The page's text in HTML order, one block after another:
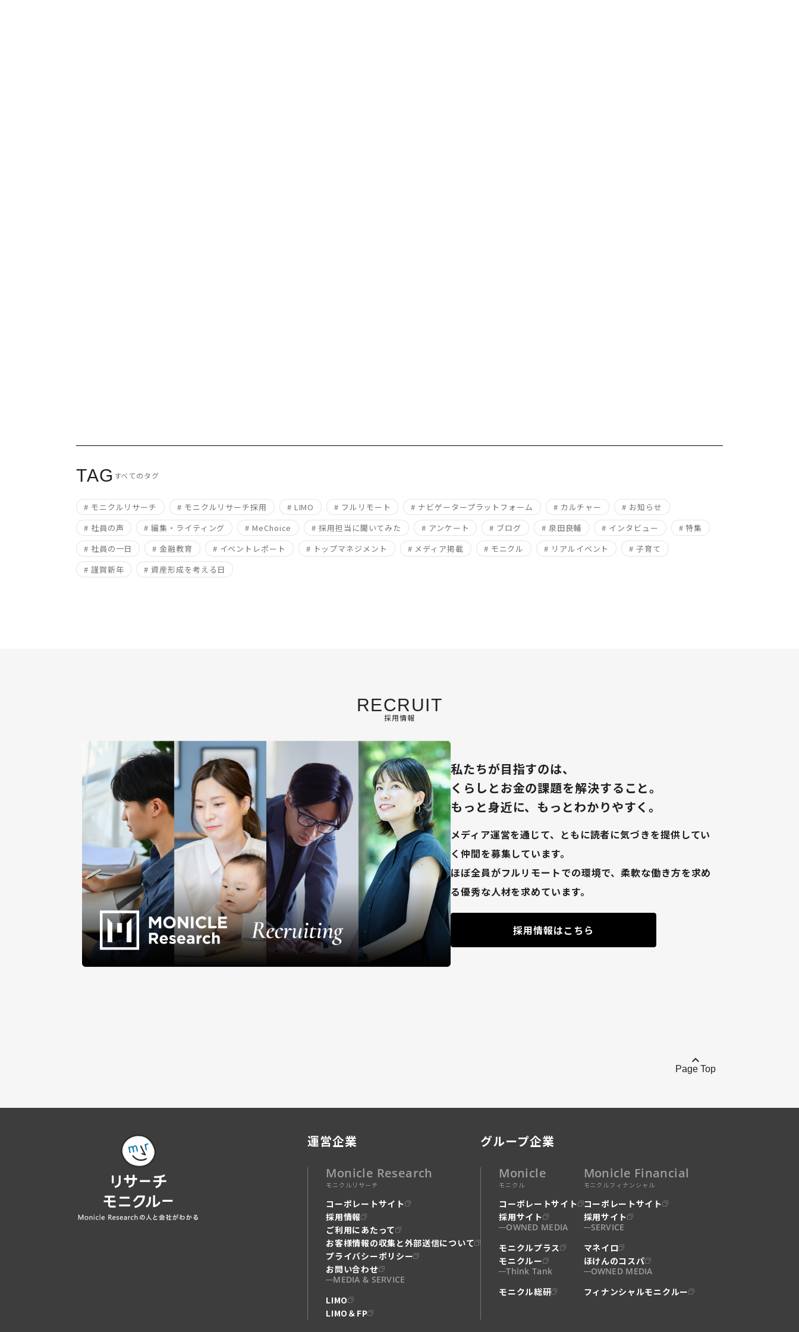
TAG すべてのタグ
# モニクルリサーチ # モニクルリサーチ採用 # LIMO # フルリモート # ナビゲータープラットフォーム # カルチャー
# お知らせ
# 社員の声
# 編集・ライティング # MeChoice # 採用担当に聞いてみた # アンケート # ブログ # 泉田良輔 # インタビュー
# 特集
# 社員の一日
# 金融教育 # イベントレポート # トップマネジメント # メディア掲載 # モニクル # リアルイベント
# 子育て
# 謹賀新年
# 資産形成を考える日
RECRUIT
採用情報
私たちが目指すのは、
くらしとお金の課題を解決すること。
もっと身近に、もっとわかりやすく。
メディア運営を通じて、ともに読者に気づきを提供してい
く仲間を募集しています。
ほぼ全員がフルリモートでの環境で、柔軟な働き方を求め
る優秀な人材を求めています。
採用情報はこちら
Page Top
運営企業
Monicle Research
モニクルリサーチ
コーポレートサイト
採用情報
ご利用にあたって
お客様情報の収集と外部送信について
プライバシーポリシー
お問い合わせ
MEDIA & SERVICE
LIMO
LIMO＆FP
グループ企業
Monicle
モニクル
コーポレートサイト
採用サイト
OWNED MEDIA
モニクルプラス
モニクルー
Think Tank
モニクル総研
Monicle Financial
モニクルフィナンシャル
コーポレートサイト
採用サイト
SERVICE
マネイロ
ほけんのコスパ
OWNED MEDIA
フィナンシャルモニクルー